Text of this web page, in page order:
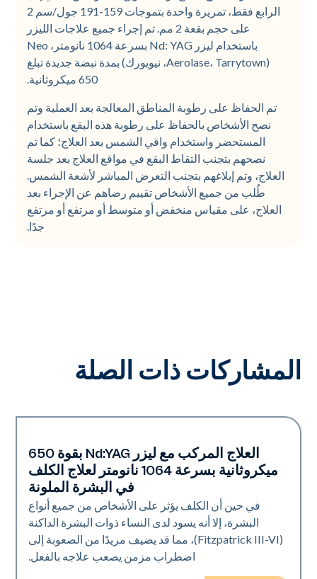
الرابع فقط، تمريرة واحدة بتموجات 159-191 جول/سم 2
على حجم بقعة 2 مم. تم إجراء جميع علاجات الليزر
باستخدام ليزر Nd: YAG بسرعة 1064 نانومتر، Neo
(Aerolase، Tarrytown، نيويورك) بمدة نبضة جديدة تبلغ
650 ميكروثانية.
تم الحفاظ على رطوبة المناطق المعالجة بعد العملية وتم
نصح الأشخاص بالحفاظ على رطوبة هذه البقع باستخدام
المستحضر واستخدام واقي الشمس بعد العلاج؛ كما تم
نصحهم بتجنب التقاط البقع في مواقع العلاج بعد جلسة
العلاج، وتم إبلاغهم بتجنب التعرض المباشر لأشعة الشمس.
طُلب من جميع الأشخاص تقييم رضاهم عن الإجراء بعد
العلاج، على مقياس منخفض أو متوسط أو مرتفع أو مرتفع
جدًا.
المشاركات ذات الصلة
التصبغات
العلاج المركب مع ليزر Nd:YAG بقوة 650
ميكروثانية بسرعة 1064 نانومتر لعلاج الكلف
في البشرة الملونة
في حين أن الكلف يؤثر على الأشخاص من جميع أنواع
البشرة، إلا أنه يسود لدى النساء ذوات البشرة الداكنة
(Fitzpatrick III-VI)، مما قد يضيف مزيدًا من الصعوبة إلى
اضطراب مزمن يصعب علاجه بالفعل.